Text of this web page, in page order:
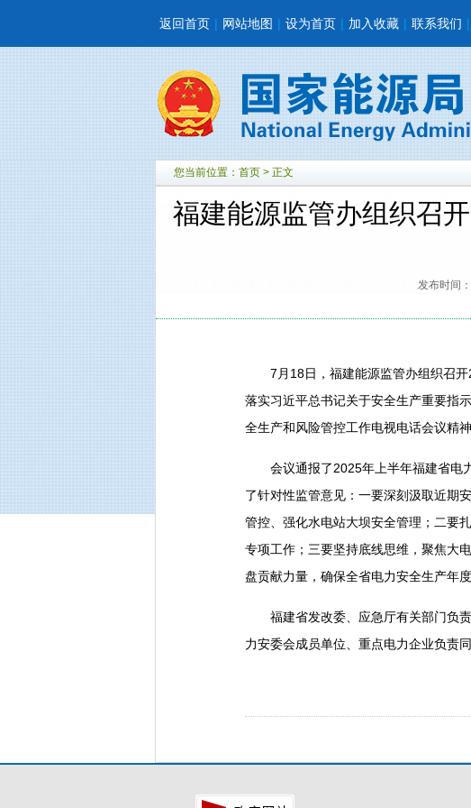
返回首页 | 网站地图 | 设为首页 | 加入收藏 | 联系我们 |
您当前位置： 首页 > 正文
福建能源监管办组织召
发布时间
7月18日，福建能源监管办组织召开
落实习近平总书记关于安全生产重要指
全生产和风险管控工作电视电话会议精
会议通报了2025年上半年福建省电力
了针对性监管意见：一要深刻汲取近期
管控、强化水电站大坝安全管理；二要
专项工作；三要坚持底线思维，聚焦大
盘贡献力量，确保全省电力安全生产年
福建省发改委、应急厅有关部门负责
力安委会成员单位、重点电力企业负责